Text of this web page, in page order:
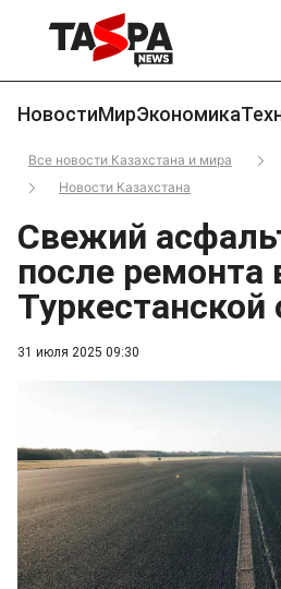
НовостиМирЭкономика
Все новости Казахстана и мира
Новости Казахстана
31 июля 2025 09:30
Свежий
после ремонта
Туркестанской